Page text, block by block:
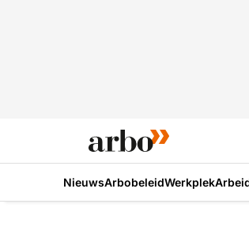
NieuwsArbobeleidWerkplek